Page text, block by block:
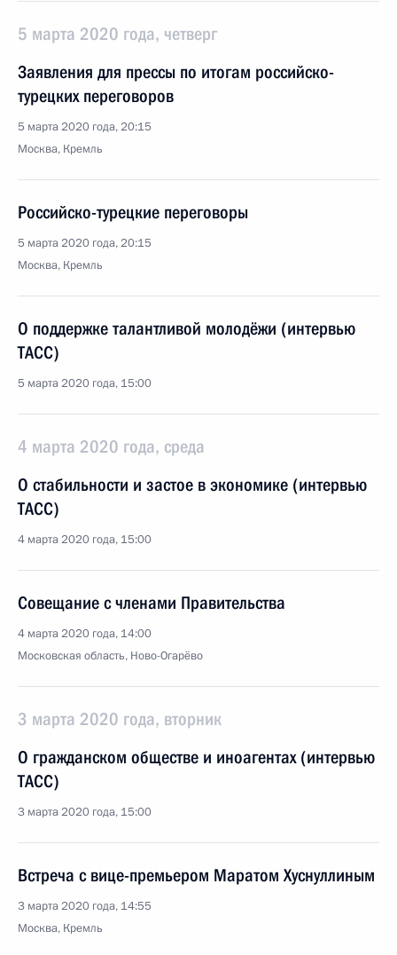
5 марта 2020 года, четверг
Заявления для прессы по итогам российско-
турецких переговоров
5 марта 2020 года, 20:15
Москва, Кремль
Российско-турецкие переговоры
5 марта 2020 года, 20:15
Москва, Кремль
О поддержке талантливой молодёжи (интервью
ТАСС)
5 марта 2020 года, 15:00
4 марта 2020 года, среда
О стабильности и застое в экономике (интервью
ТАСС)
4 марта 2020 года, 15:00
Совещание с членами Правительства
4 марта 2020 года, 14:00
Московская область, Ново-Огарёво
3 марта 2020 года, вторник
О гражданском обществе и иноагентах (интервью
ТАСС)
3 марта 2020 года, 15:00
Встреча с вице-премьером Маратом Хуснуллиным
3 марта 2020 года, 14:55
Москва, Кремль